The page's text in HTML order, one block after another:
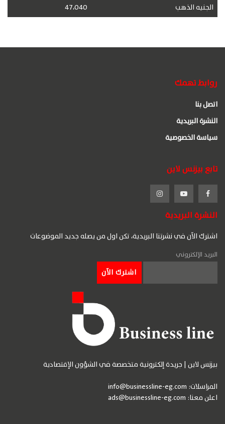
الجنيه الذهب
47،040
روابط تهمك
اتصل بنا
النشرة البريدية
سياسة الخصوصية
تابع بيزنس لاين
النشرة البريدية
اشترك الآن في نشرتنا البريدية، تكن اول من يصله جديد الموضوعات
البريد الإلكتروني
بيزنس لاين | جريدة إلكترونية متخصصة في الشؤون الإقتصادية
المراسلات: info@businessline-eg.com
اعلن معنا: ads@businessline-eg.com